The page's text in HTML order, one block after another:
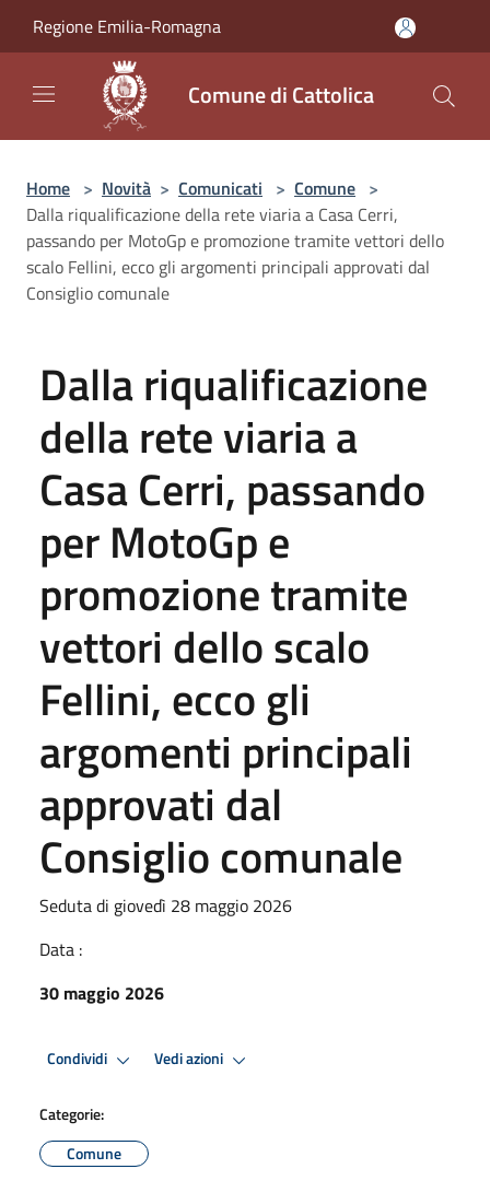
Regione Emilia-Romagna
Comune di Cattolica
Home > Novità > Comunicati > Comune >
Dalla riqualificazione della rete viaria a Casa Cerri,
passando per MotoGp e promozione tramite vettori dello
scalo Fellini, ecco gli argomenti principali approvati dal
Consiglio comunale
Dalla riqualificazione
della rete viaria a
Casa Cerri, passando
per MotoGp e
promozione tramite
vettori dello scalo
Fellini, ecco gli
argomenti principali
approvati dal
Consiglio comunale
Seduta di giovedì 28 maggio 2026
Data :
30 maggio 2026
Condividi Vedi azioni
Categorie:
Comune